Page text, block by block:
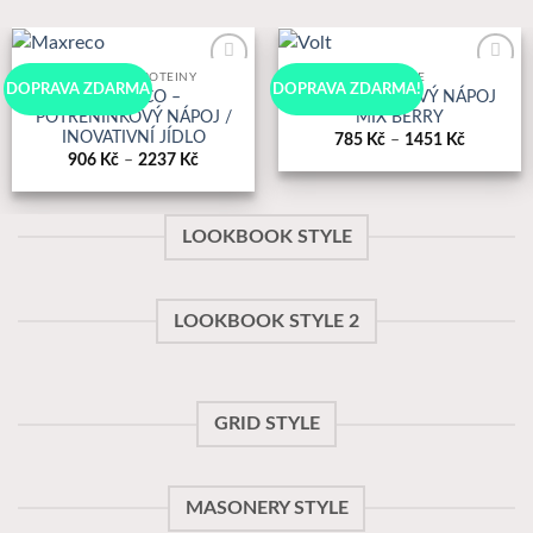
DOPRAVA ZDARMA
Oblíbeným
STRAVA & PROTEINY
MAXRECO –
POTRÉNINKOVÝ NÁPOJ /
INOVATIVNÍ JÍDLO
906 Kč – 2237 KčPrice
906 Kč
through
2237 Kč
DOPRAVA ZDARMA!
K
Oblíbeným
NÁPOJE
VOLT – IONTOVÝ NÁPOJ
MIX BERRY
785 Kč – 1451 KčPrice
785 Kč
through
LOOKBOOK STYLE
LOOKBOOK STYLE 2
GRID STYLE
MASONERY STYLE